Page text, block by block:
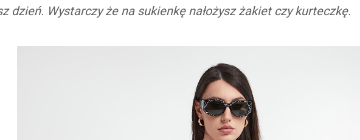
dzień. Wystarczy że na sukienkę nałożysz żakiet czy kurteczkę.